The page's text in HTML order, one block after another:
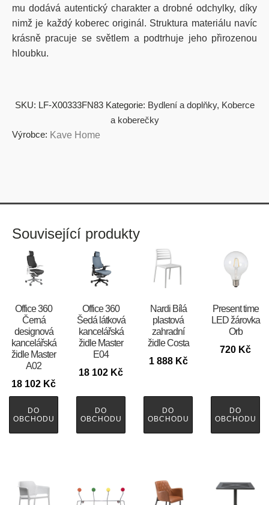
mu dodává autentický charakter a drobné odchylky, díky
nimž je každý koberec originál. Struktura materiálu navíc
krásně pracuje se světlem a podtrhuje jeho přirozenou
hloubku.
SKU: LF-X00333FN83 Kategorie: Bydlení a doplňky, Koberce
a koberečky
Výrobce: Kave Home
Související produkty
Office 360
Černá
designová
kancelářská
židle Master
A02
18 102 Kč
DO
OBCHODU
Office 360
Šedá látková
kancelářská
židle Master
E04
18 102 Kč
DO
OBCHODU
Nardi Bílá
plastová
zahradní
židle Costa
1 888 Kč
DO
OBCHODU
Present time
LED žárovka
Orb
720 Kč
DO
OBCHODU